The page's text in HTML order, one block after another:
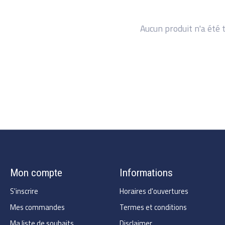
Aucun produit n'a été
Mon compte
S'inscrire
Mes commandes
Informations
Horaires d'ouvertures
Termes et conditions